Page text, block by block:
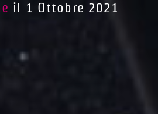
il 1 Ottobre 2021